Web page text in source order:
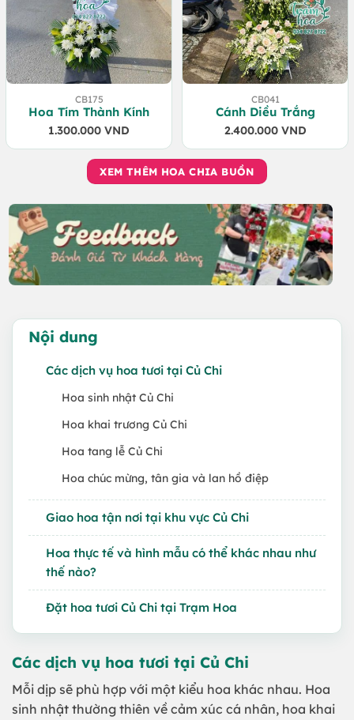
CB175
Hoa Tím Thành Kính
1.300.000 VND
CB041
Cánh Diều Trắng
2.400.000 VND
XEM THÊM HOA CHIA BUỒN
Nội dung
Các dịch vụ hoa tươi tại Củ Chi
Hoa sinh nhật Củ Chi
Hoa khai trương Củ Chi
Hoa tang lễ Củ Chi
Hoa chúc mừng, tân gia và lan hồ điệp
Giao hoa tận nơi tại khu vực Củ Chi
Hoa thực tế và hình mẫu có thể khác nhau như
thế nào?
Đặt hoa tươi Củ Chi tại Trạm Hoa
Các dịch vụ hoa tươi tại Củ Chi
Mỗi dịp sẽ phù hợp với một kiểu hoa khác nhau. Hoa
sinh nhật thường thiên về cảm xúc cá nhân, hoa khai